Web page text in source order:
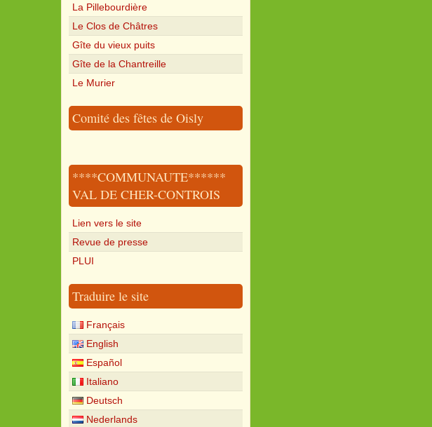
La Pillebourdière
Le Clos de Châtres
Gîte du vieux puits
Gîte de la Chantreille
Le Murier
Comité des fêtes de Oisly
****COMMUNAUTE******
VAL DE CHER-CONTROIS
Lien vers le site
Revue de presse
PLUI
Traduire le site
Français
English
Español
Italiano
Deutsch
Nederlands